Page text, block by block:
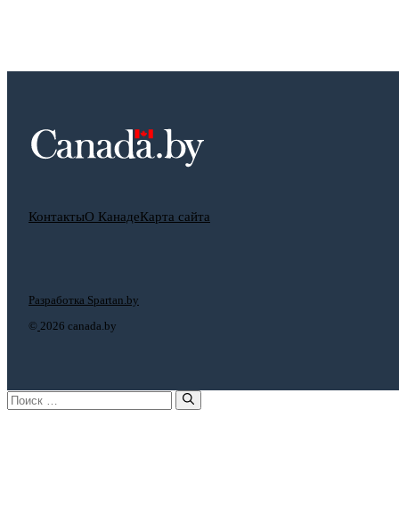
КонтактыО КанадеКарта сайта
© 2026 canada.by
Разработка Spartan.by
Поиск: